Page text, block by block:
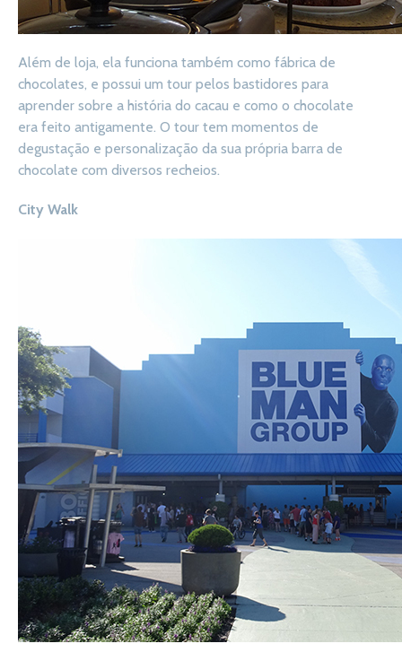
Além de loja, ela funciona também como fábrica de
chocolates, e possui um tour pelos bastidores para
aprender sobre a história do cacau e como o chocolate
era feito antigamente. O tour tem momentos de
degustação e personalização da sua própria barra de
chocolate com diversos recheios.
City Walk